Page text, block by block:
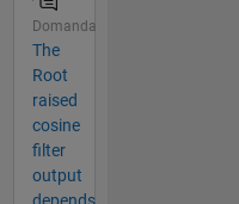
Domanda
The
Root
raised
cosine
filter
output